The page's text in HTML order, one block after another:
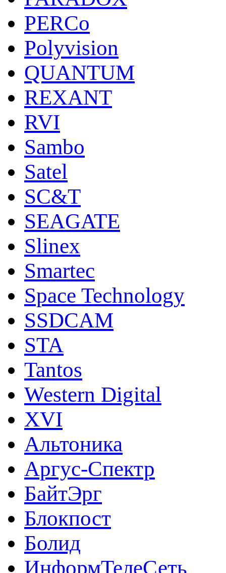
PERCo
Polyvision
QUANTUM
REXANT
RVI
Sambo
Satel
SC&T
SEAGATE
Slinex
Smartec
Space Technology
SSDCAM
STA
Tantos
Western Digital
XVI
Альтоника
Аргус-Спектр
БайтЭрг
Блокпост
Болид
ИнформТелеСеть